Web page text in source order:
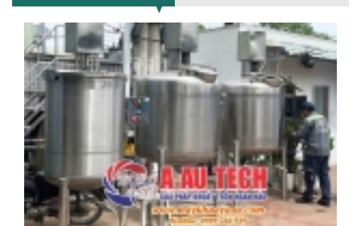
Hướng dẫn thanh toán mua hàng
trộn hóa chất phù hợp. Từ máy khuấy
hóa...
NHỮNG YẾU TỐ QUYẾT ĐỊNH KHI CHỌN
BỒN KHUẤY SƠN: VẬT LIỆU, DUNG TÍCH VÀ
CÔNG SUẤT KHUẤY
Khám phá các yếu tố quan trọng khi
chọn bồn khuấy sơn: Vật liệu, dung tích
và công suất khuấy. Giải pháp tối...
BỒN KHUẤY TRỘN CHẤT LỎNG CHO
NGÀNH HÓA CHẤT: NHỮNG YẾU TỐ QUYẾT
ĐỊNH CHẤT LƯỢNG SẢN PHẨM CUỐI
CÙNG